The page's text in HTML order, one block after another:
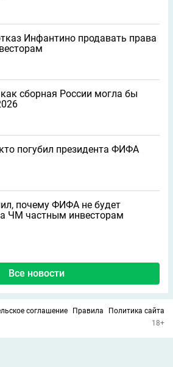
Инфантино продавать права
сборная России могла бы
погубил президента ФИФА
почему ФИФА не будет
ЧМ частным инвесторам
Все новости
соглашение Правила
Политика сайта
18+